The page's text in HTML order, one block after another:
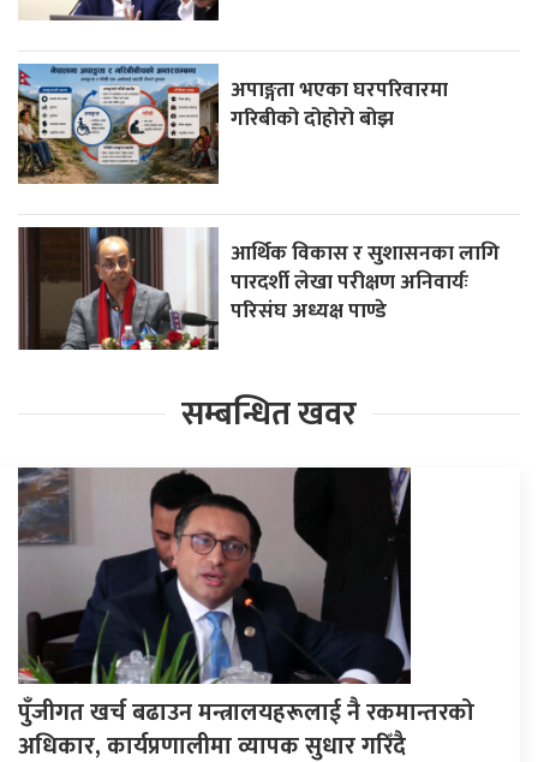
अपाङ्गता भएका घरपरिवारमा
गरिबीको दोहोरो बोझ
आर्थिक विकास र सुशासनका लागि
पारदर्शी लेखा परीक्षण अनिवार्यः
परिसंघ अध्यक्ष पाण्डे
सम्बन्धित खवर
पुँजीगत खर्च बढाउन मन्त्रालयहरूलाई नै रकमान्तरको
अधिकार, कार्यप्रणालीमा व्यापक सुधार गरिँदै